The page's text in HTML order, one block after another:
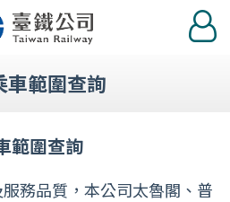
登
入
車範圍查詢
範圍查詢
務品質，本公司太魯閣、普